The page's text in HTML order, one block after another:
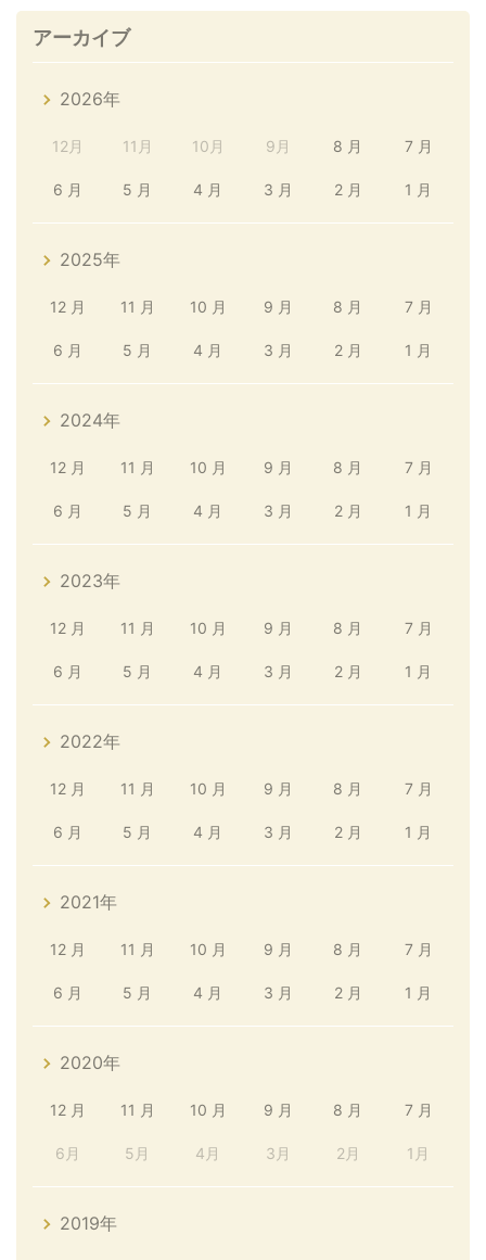
アーカイブ
2026年
12月 11月 10月 9月 8 月 7 月
6 月 5 月 4 月 3 月 2 月 1 月
2025年
12 月 11 月 10 月 9 月 8 月 7 月
6 月 5 月 4 月 3 月 2 月 1 月
2024年
12 月 11 月 10 月 9 月 8 月 7 月
6 月 5 月 4 月 3 月 2 月 1 月
2023年
12 月 11 月 10 月 9 月 8 月 7 月
6 月 5 月 4 月 3 月 2 月 1 月
2022年
12 月 11 月 10 月 9 月 8 月 7 月
6 月 5 月 4 月 3 月 2 月 1 月
2021年
12 月 11 月 10 月 9 月 8 月 7 月
6 月 5 月 4 月 3 月 2 月 1 月
2020年
12 月 11 月 10 月 9 月 8 月 7 月
6月 5月 4月 3月 2月 1月
2019年